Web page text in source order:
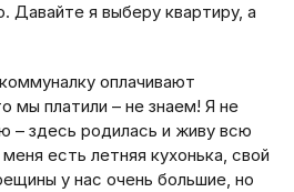
Давайте я выберу квартиру, а
оплачивают
мы платили – не знаем! Я не
– здесь родилась и живу всю
есть летняя кухонька, свой
у нас очень большие, но